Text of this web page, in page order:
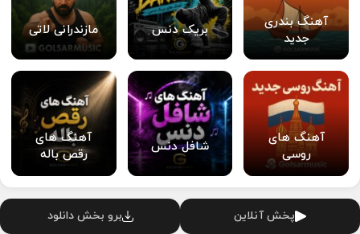
آهنگ بندری
جدید
بریک دنس مازندرانی لاتی
آهنگ های
روسی
شافل دنس
آهنگ های
رقص باله
پخش آنلاین برو بخش دانلود